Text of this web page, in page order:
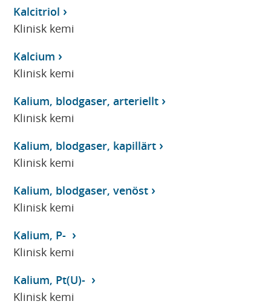
Kalcitriol
Klinisk kemi
Kalcium
Klinisk kemi
Kalium, blodgaser, arteriellt
Klinisk kemi
Kalium, blodgaser, kapillärt
Klinisk kemi
Kalium, blodgaser, venöst
Klinisk kemi
Kalium, P-
Klinisk kemi
Kalium, Pt(U)-
Klinisk kemi